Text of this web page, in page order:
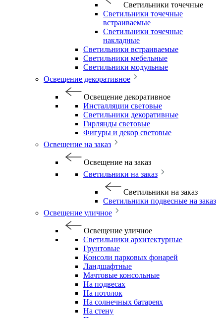
Светильники точечные
Светильники точечные
встраиваемые
Светильники точечные
накладные
Светильники встраиваемые
Светильники мебельные
Светильники модульные
Освещение декоративное
Освещение декоративное
Инсталляции световые
Светильники декоративные
Гирлянды световые
Фигуры и декор световые
Освещение на заказ
Освещение на заказ
Светильники на заказ
Светильники на заказ
Светильники подвесные на заказ
Освещение уличное
Освещение уличное
Светильники архитектурные
Грунтовые
Консоли парковых фонарей
Ландшафтные
Мачтовые консольные
На подвесах
На потолок
На солнечных батареях
На стену